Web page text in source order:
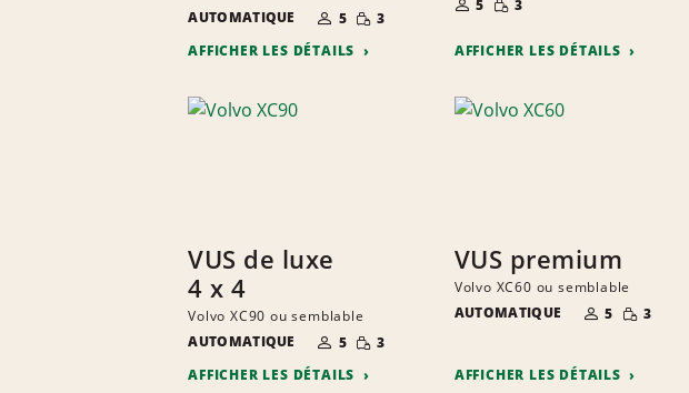
AUTOMATIQUE
NOMBRE DE
PERSONNES
5 QUANTITÉ
RÉDUITE
3
AFFICHER LES DÉTAILS
PERSONNES
5 RÉDUITE
3
AFFICHER LES DÉTAILS
VUS de luxe
4 x 4
Volvo XC90 ou semblable
AUTOMATIQUE
NOMBRE DE
PERSONNES
5 QUANTITÉ
RÉDUITE
3
AFFICHER LES DÉTAILS
VUS premium
Volvo XC60 ou semblable
AUTOMATIQUE
NOMBRE DE
PERSONNES
5 QUANTITÉ
RÉDUITE
3
AFFICHER LES DÉTAILS